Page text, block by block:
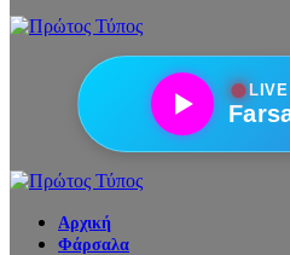
●LIVE
Αρχική
Φάρσαλα